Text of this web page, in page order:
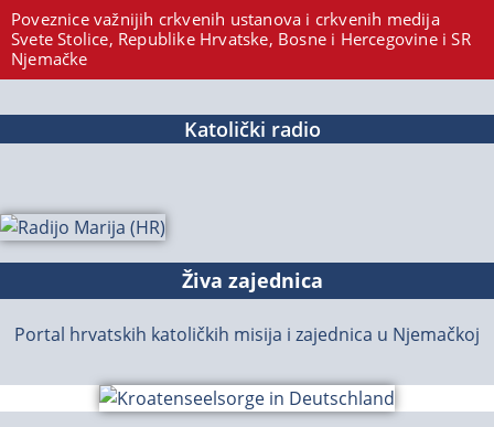
Poveznice važnijih crkvenih ustanova i crkvenih medija
Svete Stolice, Republike Hrvatske, Bosne i Hercegovine i SR
Njemačke
Katolički radio
Živa zajednica
Portal hrvatskih katoličkih misija i zajednica u Njemačkoj